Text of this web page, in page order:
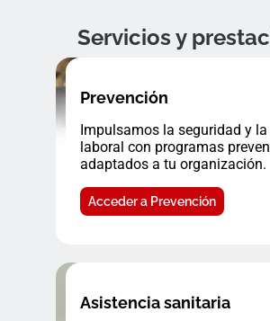
Servicios y
Prevención
Impulsamos la seguridad y
laboral con programas
adaptados a tu organización.
Acceder a Prevención
Asistencia sanitaria